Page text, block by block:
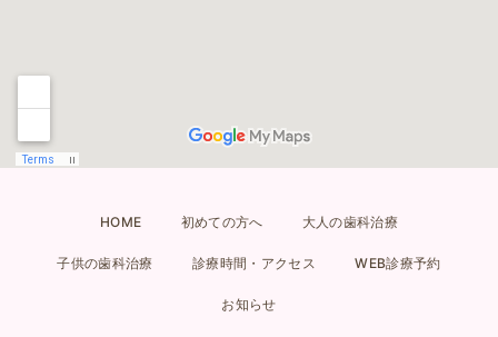
HOME 初めての方へ 大人の歯科治療
子供の歯科治療 診療時間・アクセス WEB診療予約
お知らせ